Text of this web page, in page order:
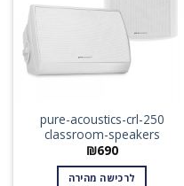
pure-acoustics-crl-250
classroom-speakers
₪690
לרכישה מהירה